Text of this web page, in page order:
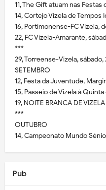
11, The Gift atuam nas Festas
14, Cortejo Vizela de Tempos
16, Portimonense-FC Vizela,
22, FC Vizela-Amarante,
***
29, Torreense-Vizela, sábado,
SETEMBRO
12, Festa da Juventude,
15, Passeio de Vizela à Quinta
19, NOITE BRANCA DE VIZELA
***
OUTUBRO
14, Campeonato Mundo
Pub